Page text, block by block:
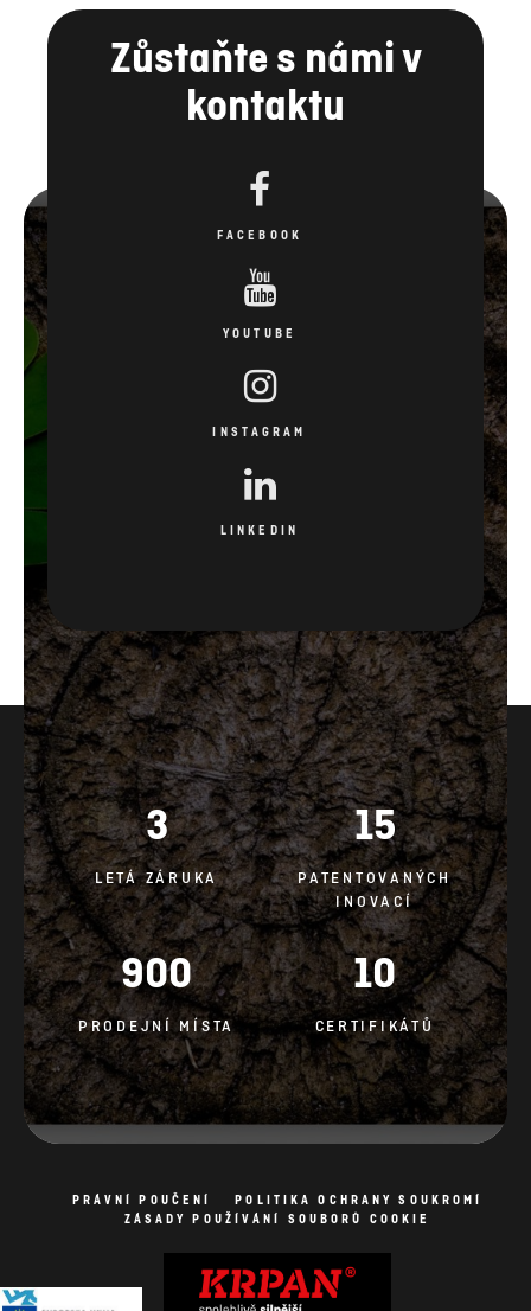
FACEBOOK
YOUTUBE
INSTAGRAM
LINKEDIN
3
LETÁ ZÁRUKA
15
PATENTOVANÝCH
INOVACÍ
900
PRODEJNÍ MÍSTA
10
CERTIFIKÁTŮ
PRÁVNÍ POUČENÍ
POLITIKA OCHRANY SOUKROMÍ
ZÁSADY POUŽÍVÁNÍ SOUBORŮ COOKIE
Všechna práva vyhrazena Fotografie jsou symbolické.
Výroba webových stránek: AV studio